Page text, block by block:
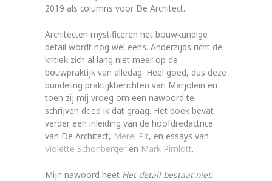
2019 als columns voor De Architect.
Architecten mystificeren het bouwkundige
detail wordt nog wel eens. Anderzijds richt de
kritiek zich al lang niet meer op de
bouwpraktijk van alledag. Heel goed, dus deze
bundeling praktijkberichten van Marjolein en
toen zij mij vroeg om een nawoord te
schrijven deed ik dat graag. Het boek bevat
verder een inleiding van de hoofdredactrice
van De Architect, Merel Pit, en essays van
Violette Schönberger en Mark Pimlott.
Mijn nawoord heet Het detail bestaat niet.